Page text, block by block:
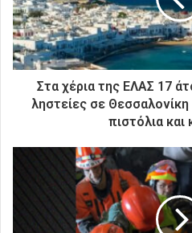
λ
ε
κ
τ
Στα χέρια της ΕΛΑΣ 17
ληστείες σε
πιστόλια και